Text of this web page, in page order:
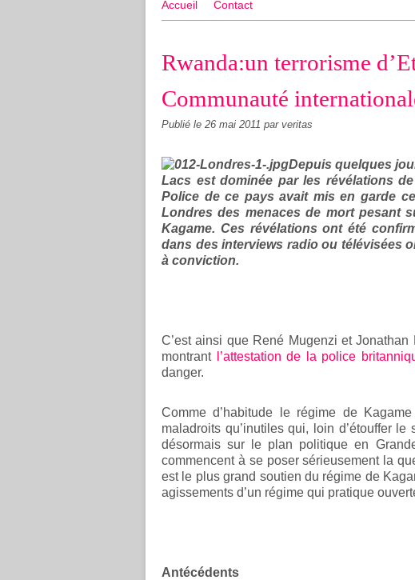
Accueil Contact
Rwanda:un terrorisme
Communauté
Publié le 26 mai 2011 par veritas
Depuis quelques
Lacs est dominée par les révélations
Police de ce pays avait mis en garde
Londres des menaces de mort pesant
Kagame. Ces révélations ont été
dans des interviews radio ou télévisées
à conviction.
C’est ainsi que René Mugenzi et
montrant
l’attestation de la police
danger.
Comme d’habitude le régime de
maladroits qu’inutiles qui, loin d’étouffer
désormais sur le plan politique en
commencent à se poser sérieusement la
est le plus grand soutien du régime de
agissements d’un régime qui pratique
Antécédents